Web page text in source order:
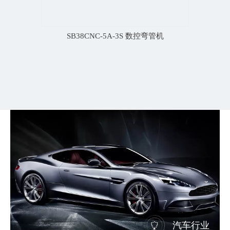
SB38CNC-5A-3S 数控弯管机
汽车行业